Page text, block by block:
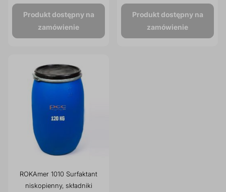
Produkt dostępny na
zamówienie
Produkt dostępny na
zamówienie
ROKAmer 1010 Surfaktant
niskopienny, składniki